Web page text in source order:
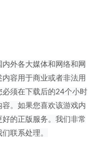
外各大媒体和网络和网
容用于商业或者非法用
须在下载后的24个小时
。如果您喜欢该游戏内
的正版服务。我们非常
联系处理。